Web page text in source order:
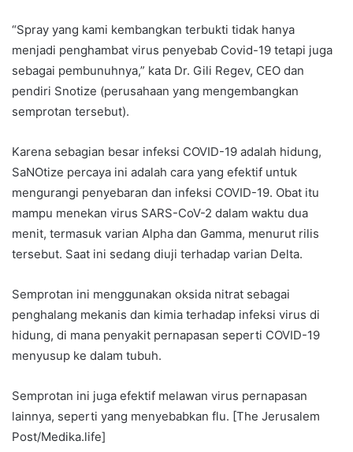
“Spray yang kami kembangkan terbukti tidak hanya
menjadi penghambat virus penyebab Covid-19 tetapi juga
sebagai pembunuhnya,” kata Dr. Gili Regev, CEO dan
pendiri Snotize (perusahaan yang mengembangkan
semprotan tersebut).
Karena sebagian besar infeksi COVID-19 adalah hidung,
SaNOtize percaya ini adalah cara yang efektif untuk
mengurangi penyebaran dan infeksi COVID-19. Obat itu
mampu menekan virus SARS-CoV-2 dalam waktu dua
menit, termasuk varian Alpha dan Gamma, menurut rilis
tersebut. Saat ini sedang diuji terhadap varian Delta.
Semprotan ini menggunakan oksida nitrat sebagai
penghalang mekanis dan kimia terhadap infeksi virus di
hidung, di mana penyakit pernapasan seperti COVID-19
menyusup ke dalam tubuh.
Semprotan ini juga efektif melawan virus pernapasan
lainnya, seperti yang menyebabkan flu. [The Jerusalem
Post/Medika.life]